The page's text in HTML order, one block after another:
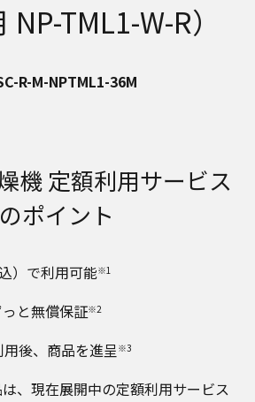
NP-TML1-W-R）
R-M-NPTML1-36M
機 定額利用サービス
のポイント
）で利用可能※1
と無償保証※2
後、商品を進呈 ※3
、現在展開中の定額利用サービス